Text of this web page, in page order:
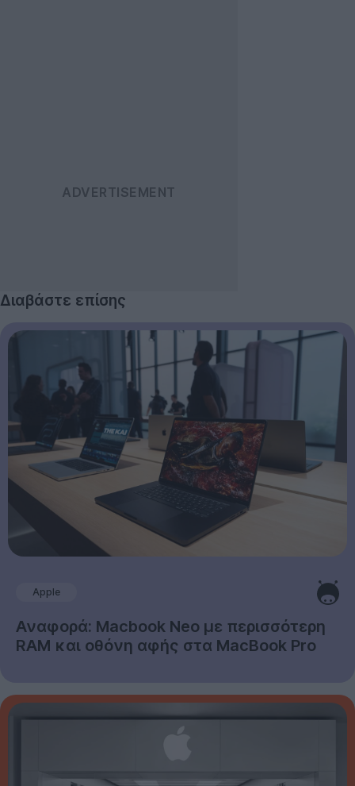
Διαβάστε επίσης
Apple
Αναφορά: Macbook Neo με περισσότερη
RAM και οθόνη αφής στα MacBook Pro